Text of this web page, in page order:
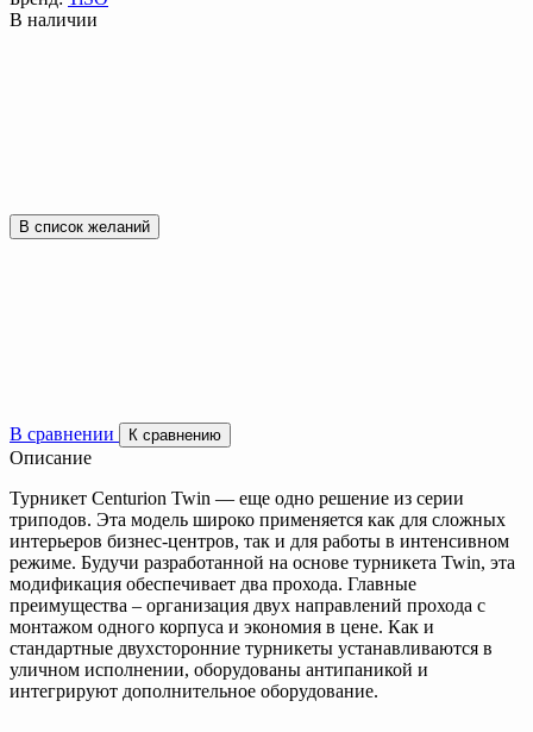
В наличии
В список желаний
В сравнении К сравнению
Описание
Турникет Centurion Twin — еще одно решение из серии
триподов. Эта модель широко применяется как для сложных
интерьеров бизнес-центров, так и для работы в интенсивном
режиме. Будучи разработанной на основе турникета Twin, эта
модификация обеспечивает два прохода. Главные
преимущества – организация двух направлений прохода с
монтажом одного корпуса и экономия в цене. Как и
стандартные двухсторонние турникеты устанавливаются в
уличном исполнении, оборудованы антипаникой и
интегрируют дополнительное оборудование.